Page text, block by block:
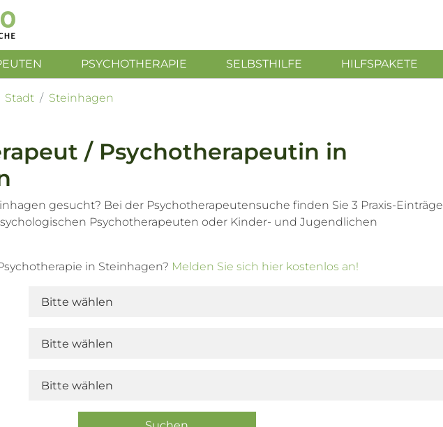
PSYCHOTHERAPIE SELBSTHILFE HILFSPAKETE
Stadt Steinhagen
/ Psychotherapeutin in
gesucht? Bei der Psychotherapeutensuche finden Sie 3 Praxis-Einträge
Psychotherapeuten oder Kinder- und Jugendlichen
in Steinhagen? Melden Sie sich hier kostenlos an!